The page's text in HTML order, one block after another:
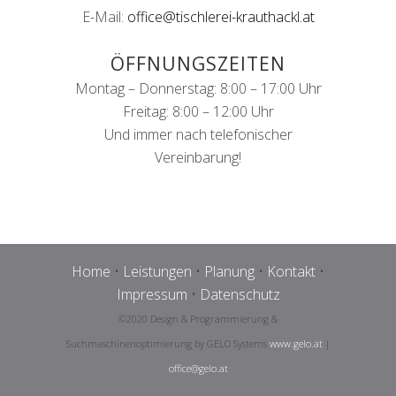
E-Mail: office@tischlerei-krauthackl.at
ÖFFNUNGSZEITEN
Montag – Donnerstag: 8:00 – 17:00 Uhr
Freitag: 8:00 – 12:00 Uhr
Und immer nach telefonischer
Vereinbarung!
Home • Leistungen • Planung • Kontakt •
Impressum • Datenschutz
©2020 Design & Programmierung &
Suchmaschinenoptimierung by GELO Systems www.gelo.at|
office@gelo.at